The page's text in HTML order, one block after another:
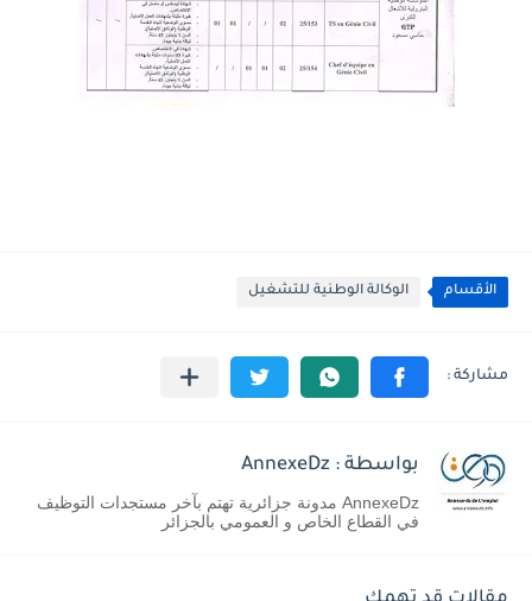
الأقسام الوكالة الوطنية للتشغيل
بواسطة : AnnexeDz
AnnexeDz مدونة جزائرية تهتم بآخر مستجدات التوظيف
في القطاع الخاص و العمومي بالجزائر